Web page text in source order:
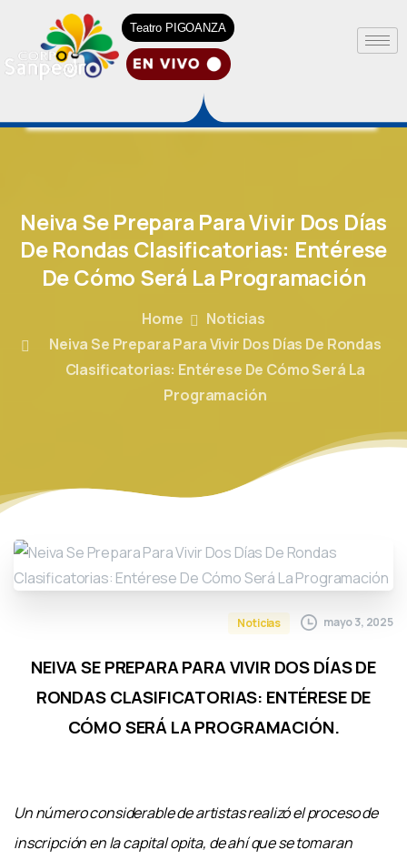
Teatro PIGOANZA
Neiva Se Prepara ParaVivir Dos Días
De Rondas Clasificatorias: Entérese
DeCómo Será La Programación
Home
Noticias
Neiva Se Prepara Para Vivir Dos Días De Rondas
Clasificatorias: Entérese De Cómo Será La
Programación
Noticias mayo 3, 2025
NEIVA SE PREPARA PARA VIVIR DOS DÍAS DE
RONDAS CLASIFICATORIAS: ENTÉRESE DE
CÓMO SERÁ LA PROGRAMACIÓN.
Un número considerable de artistas realizó el proceso de
inscripción en la capital opita, de ahí que se tomaran